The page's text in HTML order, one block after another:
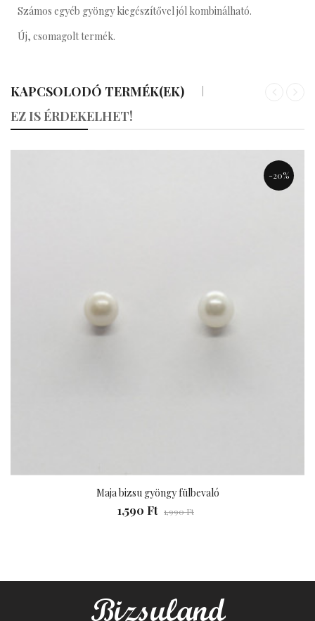
Számos egyéb gyöngy kiegészítővel jól kombinálható.
Új, csomagolt termék.
KAPCSOLODÓ TERMÉK(EK)
EZ IS ÉRDEKELHET!
-20%
Maja bizsu gyöngy fülbevaló
1,590 Ft 1,990 Ft